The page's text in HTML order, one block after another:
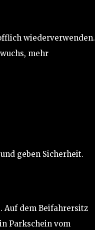
wiederverwenden.
mehr
geben Sicherheit.
Auf dem Beifahrersitz
Parkschein vom